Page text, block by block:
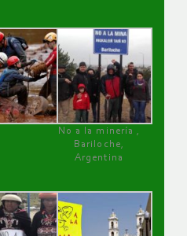
No a la minería ,
Bariloche,
Argentina